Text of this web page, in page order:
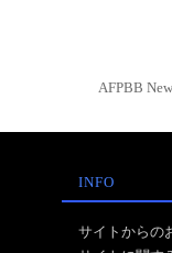
AFPBB
INFO
サイトからの